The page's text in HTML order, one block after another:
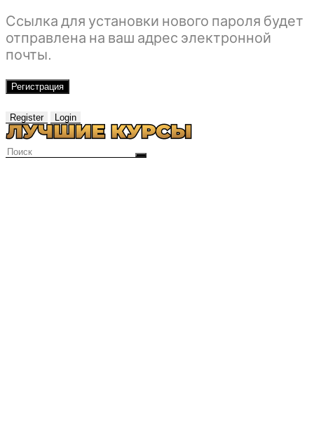
Ссылка для установки нового пароля будет
отправлена ​​на ваш адрес электронной
почты.
Регистрация
Register Login